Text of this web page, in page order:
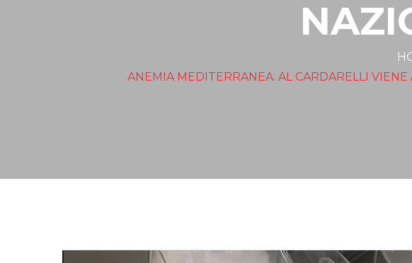
ANEMIA MEDITERRANEA: AL CARDARELLI